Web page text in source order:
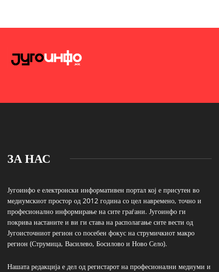
ЗА НАС
Југоинфо е електронски информативен портал кој е присутен во
медиумскиот простор од 2012 година со цел навремено, точно и
професионално информирање на сите граѓани. Југоинфо ги
покрива настаните и ви ги става на располагање сите вести од
Југоисточниот регион со посебен фокус на струмичкиот макро
регион (Струмица, Василево, Босилово и Ново Село).
Нашата редакција е дел од регистарот на професионални медиуми и